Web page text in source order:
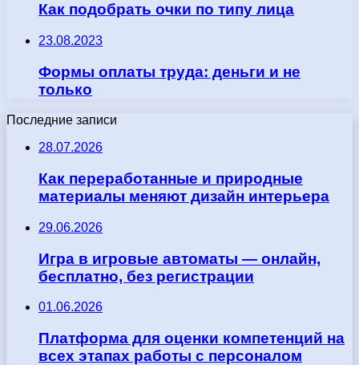
Как подобрать очки по типу лица
23.08.2023
Формы оплаты труда: деньги и не
только
Последние записи
28.07.2026
Как переработанные и природные
материалы меняют дизайн интерьера
29.06.2026
Игра в игровые автоматы — онлайн,
бесплатно, без регистрации
01.06.2026
Платформа для оценки компетенций на
всех этапах работы с персоналом